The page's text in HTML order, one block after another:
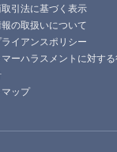
引法に基づく表示
の取扱いについて
イアンスポリシー
ーハラスメントに対す
ップ